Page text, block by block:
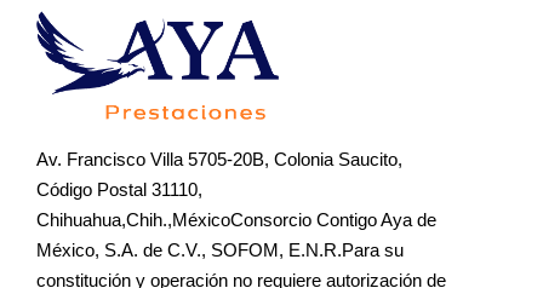
Av. Francisco Villa 5705-20B, Colonia Saucito,
Código Postal 31110,
Chihuahua,Chih.,MéxicoConsorcio Contigo Aya de
México, S.A. de C.V., SOFOM, E.N.R.Para su
constitución y operación no requiere autorización de